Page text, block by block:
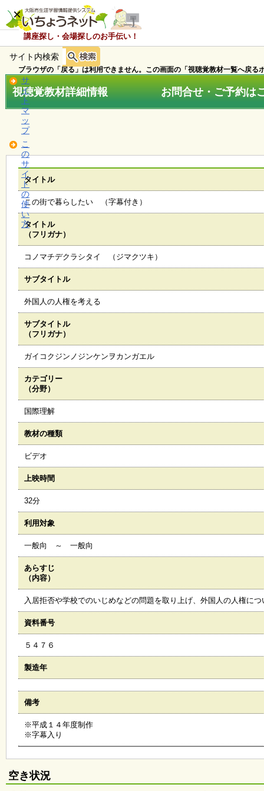
講座探し・会場探しのお手伝い！
×
ホ
ー
ム
知
ら
せ
講
座
・
イ
ベ
ト
施
約
ち
覧
会
ギ
リ
オ
ラ
ン
ン
ょ
う
木
サイト内検索
サ
イ
ト
マ
ッ
プ
こ
の
サ
イ
ト
の
使
い
方
ブラウザの「戻る」は利用できません。この画面の「視聴覚教材一覧へ戻る
視聴覚教材詳細情報 お問合せ・ご予約はこ
タイトル
この街で暮らしたい （字幕付き）
タイトル
（フリガナ）
コノマチデクラシタイ （ジマクツキ）
サブタイトル
外国人の人権を考える
サブタイトル
（フリガナ）
ガイコクジンノジンケンヲカンガエル
カテゴリー
（分野）
国際理解
教材の種類
ビデオ
上映時間
32分
利用対象
一般向 ～ 一般向
あらすじ
（内容）
入居拒否や学校でのいじめなどの問題を取り上げ、外国人の人権につ
資料番号
５４７６
製造年
備考
※平成１４年度制作
※字幕入り
空き状況